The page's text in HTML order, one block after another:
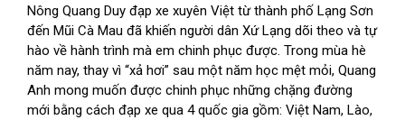
Nông Quang Duy đạp xe xuyên Việt từ thành phố Lạng Sơn
đến Mũi Cà Mau đã khiến người dân Xứ Lạng dõi theo và tự
hào về hành trình mà em chinh phục được. Trong mùa hè
năm nay, thay vì “xả hơi” sau một năm học mệt mỏi, Quang
Anh mong muốn được chinh phục những chặng đường
mới bằng cách đạp xe qua 4 quốc gia gồm: Việt Nam, Lào,